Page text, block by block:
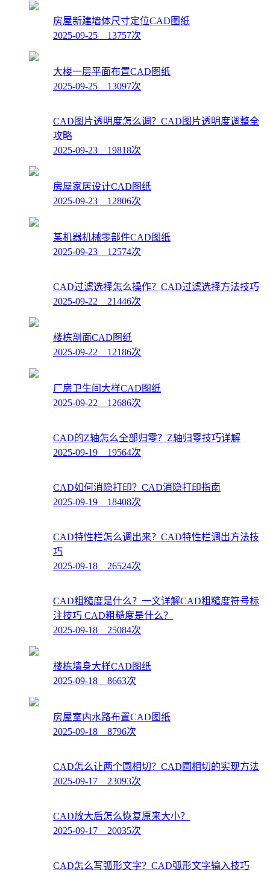
房屋新建墙体尺寸定位CAD图纸
2025-09-25 13757次
大楼一层平面布置CAD图纸
2025-09-25 13097次
CAD图片透明度怎么调？CAD图片透明度调整全
攻略
2025-09-23 19818次
房屋家居设计CAD图纸
2025-09-23 12806次
某机器机械零部件CAD图纸
2025-09-23 12574次
CAD过滤选择怎么操作？CAD过滤选择方法技巧
2025-09-22 21446次
楼栋剖面CAD图纸
2025-09-22 12186次
厂房卫生间大样CAD图纸
2025-09-22 12686次
CAD的Z轴怎么全部归零？Z轴归零技巧详解
2025-09-19 19564次
CAD如何消隐打印？CAD消隐打印指南
2025-09-19 18408次
CAD特性栏怎么调出来？CAD特性栏调出方法技
巧
2025-09-18 26524次
CAD粗糙度是什么？一文详解CAD粗糙度符号标
注技巧 CAD粗糙度是什么？
2025-09-18 25084次
楼栋墙身大样CAD图纸
2025-09-18 8663次
房屋室内水路布置CAD图纸
2025-09-18 8796次
CAD怎么让两个圆相切？CAD圆相切的实现方法
2025-09-17 23093次
CAD放大后怎么恢复原来大小？
2025-09-17 20035次
CAD怎么写弧形文字？CAD弧形文字输入技巧